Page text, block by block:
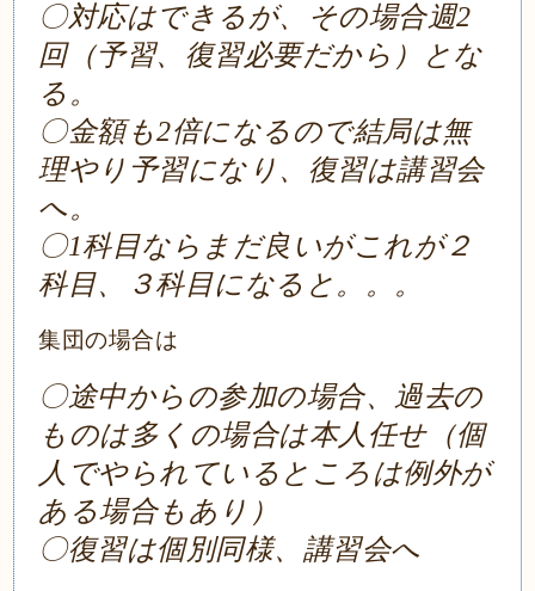
〇対応はできるが、その場合週2
回（予習、復習必要だから）とな
る。
〇金額も2倍になるので結局は無
理やり予習になり、復習は講習会
へ。
〇1科目ならまだ良いがこれが２
科目、３科目になると。。。
集団の場合は
〇途中からの参加の場合、過去の
ものは多くの場合は本人任せ（個
人でやられているところは例外が
ある場合もあり）
〇復習は個別同様、講習会へ